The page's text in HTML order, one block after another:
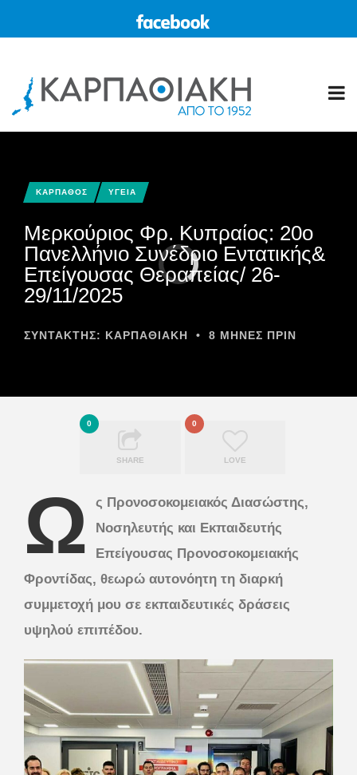
ΚΑΡΠΑΘΟΣ ΥΓΕΙΑ
Μερκούριος Φρ. Κυπραίος: 20ο
Πανελλήνιο Συνέδριο Εντατικής&
Επείγουσας Θεραπείας/ 26-
29/11/2025
ΣΥΝΤΆΚΤΗΣ: ΚΑΡΠΑΘΙΑΚΗ • 8 ΜΉΝΕΣ ΠΡΙΝ
0
SHARE
0
LOVE
Ω
ς Προνοσοκομειακός Διασώστης,
Νοσηλευτής και Εκπαιδευτής
Επείγουσας Προνοσοκομειακής
Φροντίδας, θεωρώ αυτονόητη τη διαρκή
συμμετοχή μου σε εκπαιδευτικές δράσεις
υψηλού επιπέδου.